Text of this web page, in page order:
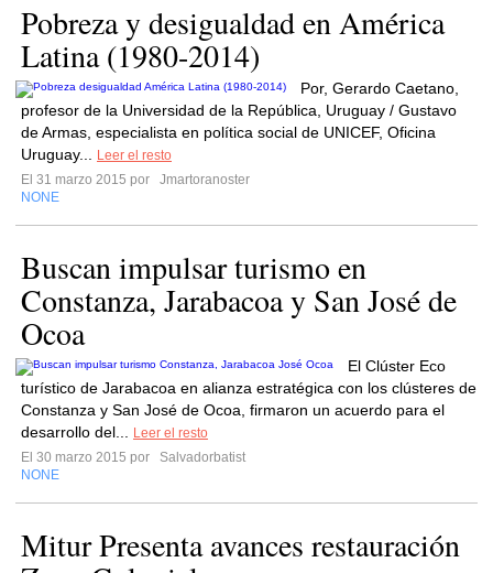
Pobreza y desigualdad en América
Latina (1980-2014)
Por, Gerardo Caetano,
profesor de la Universidad de la República, Uruguay / Gustavo
de Armas, especialista en política social de UNICEF, Oficina
Uruguay...
Leer el resto
El 31 marzo 2015 por
Jmartoranoster
NONE
Buscan impulsar turismo en
Constanza, Jarabacoa y San José de
Ocoa
El Clúster Eco
turístico de Jarabacoa en alianza estratégica con los clústeres de
Constanza y San José de Ocoa, firmaron un acuerdo para el
desarrollo del...
Leer el resto
El 30 marzo 2015 por
Salvadorbatist
NONE
Mitur Presenta avances restauración